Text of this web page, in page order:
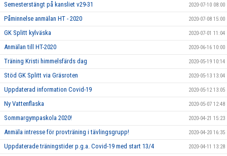
Semesterstängt på kansliet v29-31 2020-07-10 08:00
Påminnelse anmälan HT - 2020 2020-07-08 15:00
GK Splitt kylväska 2020-07-01 11:04
Anmälan till HT-2020 2020-06-16 10:00
Träning Kristi himmelsfärds dag 2020-05-19 10:14
Stöd GK Splitt via Gräsroten 2020-05-13 13:04
Uppdaterad information Covid-19 2020-05-12 13:05
Ny Vattenflaska 2020-05-07 12:48
Sommargympaskola 2020! 2020-04-21 15:23
Anmäla intresse för provträning i tävlingsgrupp! 2020-04-20 16:35
Uppdaterade träningstider p.g.a. Covid-19 med start 13/4 2020-04-11 13:28